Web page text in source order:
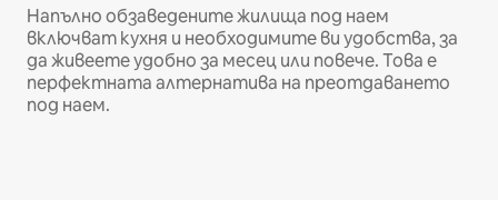
Напълно обзаведените жилища под наем
включват кухня и необходимите ви удобства, за
да живеете удобно за месец или повече. Това е
перфектната алтернатива на преотдаването
под наем.